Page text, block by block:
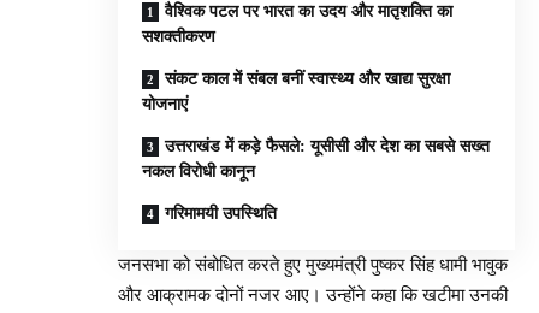
वैश्विक पटल पर भारत का उदय और मातृशक्ति का
सशक्तीकरण
संकट काल में संबल बनीं स्वास्थ्य और खाद्य सुरक्षा
योजनाएं
उत्तराखंड में कड़े फैसले: यूसीसी और देश का सबसे सख्त
नकल विरोधी कानून
गरिमामयी उपस्थिति
जनसभा को संबोधित करते हुए मुख्यमंत्री पुष्कर सिंह धामी भावुक
और आक्रामक दोनों नजर आए। उन्होंने कहा कि खटीमा उनकी